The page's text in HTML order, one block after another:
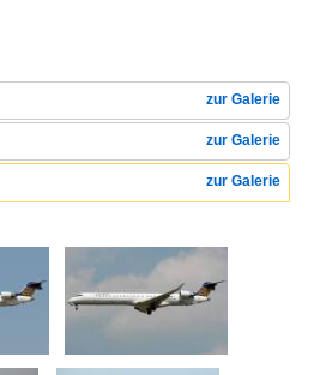
zur Galerie
zur Galerie
zur Galerie